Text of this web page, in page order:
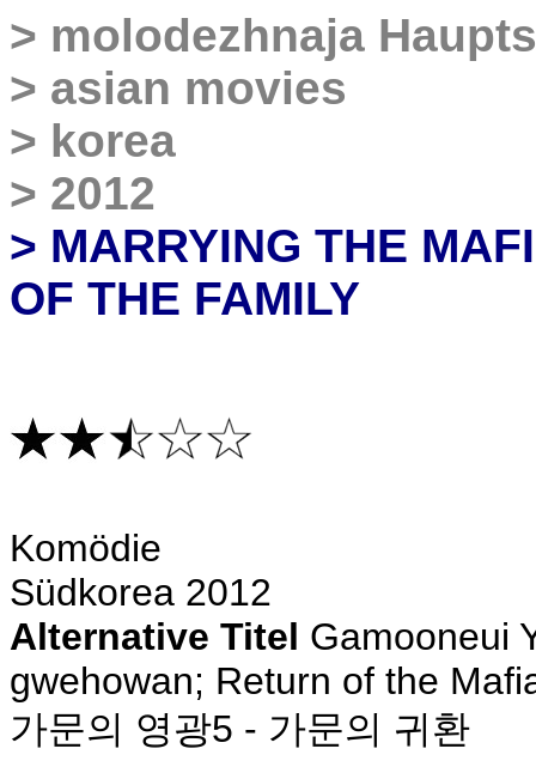
> molodezhnaja
> asian movies
> korea
> 2012
> MARRYING THE
OF THE FAMILY
Komödie
Südkorea 2012
Alternative Titel Gamooneui
gwehowan; Return of the
가문의 영광5 - 가문의 귀환